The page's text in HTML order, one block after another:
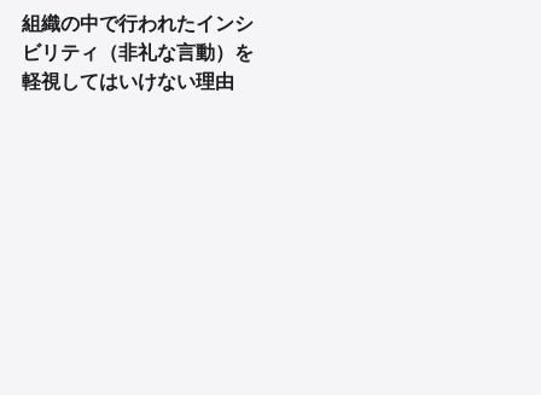
組織の中で行われたインシ
ビリティ（非礼な言動）を
軽視してはいけない理由